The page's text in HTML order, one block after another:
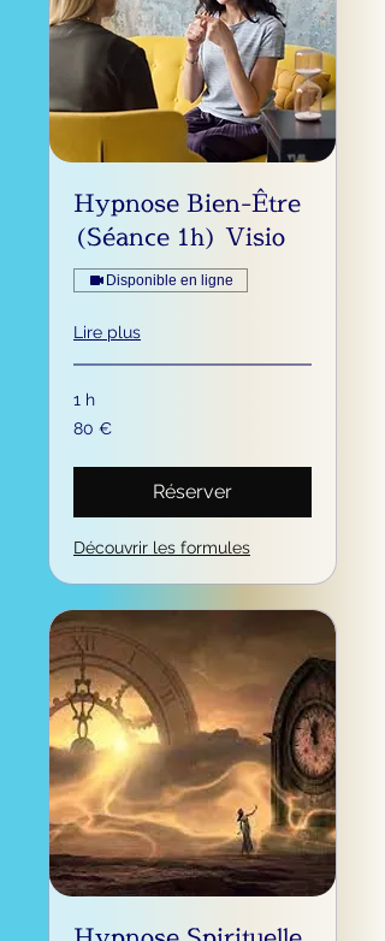
Hypnose Bien-Être
(Séance 1h) Visio
Disponible en ligne
Lire plus
1 h
80
euros
80 €
Réserver
Découvrir les formules